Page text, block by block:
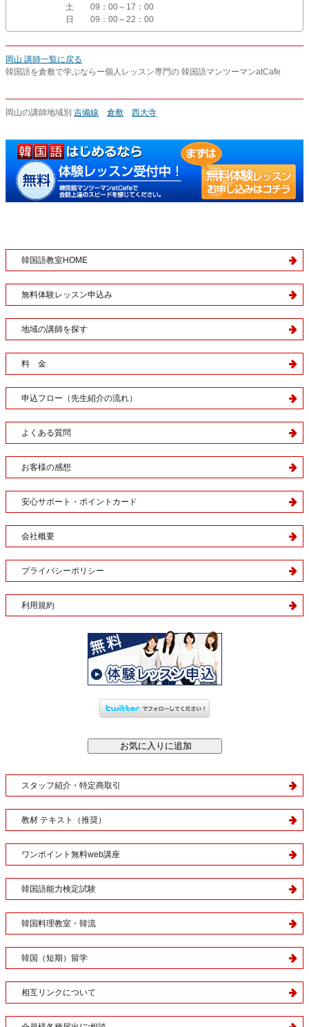
土
09：00～17：00
日
09：00～22：00
岡山 講師一覧に戻る
韓国語を倉敷で学ぶならー個人レッスン専門の 韓国語マンツーマンatCafe
岡山の講師地域別 吉備線 倉敷 西大寺
韓国語教室HOME
無料体験レッスン申込み
地域の講師を探す
料 金
申込フロー（先生紹介の流れ）
よくある質問
お客様の感想
安心サポート・ポイントカード
会社概要
プライバシーポリシー
利用規約
スタッフ紹介・特定商取引
教材 テキスト（推奨）
ワンポイント無料web講座
韓国語能力検定試験
韓国料理教室・韓流
韓国（短期）留学
相互リンクについて